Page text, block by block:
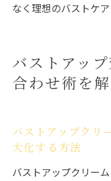
なく理想のバストケア
バストアッ
合わせ術を
バストアップクリ
大化する方法
バストアップクリー